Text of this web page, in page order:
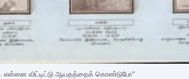
என்னை விட்டிட்டு ஆயதத்தைக் கொண்டுபோ”